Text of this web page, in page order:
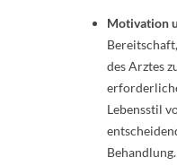
Motivation
des Arztes
Lebensstil
Behandlung.